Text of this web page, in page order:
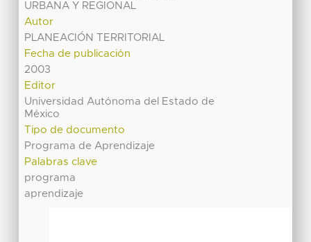
URBANA Y REGIONAL
Autor
PLANEACIÓN TERRITORIAL
Fecha de publicación
2003
Editor
Universidad Autónoma del Estado de
México
Tipo de documento
Programa de Aprendizaje
Palabras clave
programa
aprendizaje